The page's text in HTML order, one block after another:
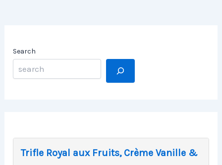
Search
Trifle Royal aux Fruits, Crème Vanille &